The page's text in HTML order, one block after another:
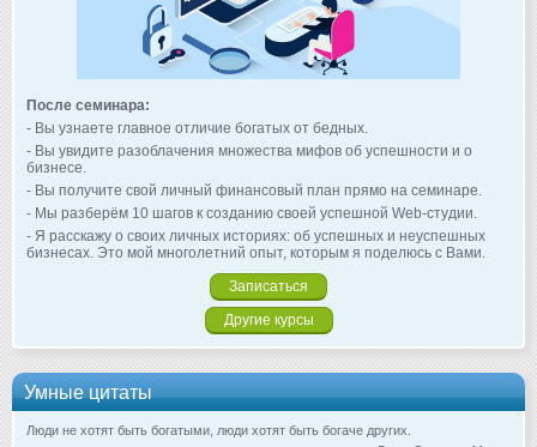
После семинара:
- Вы узнаете главное отличие богатых от бедных.
- Вы увидите разоблачения множества мифов об успешности и о
бизнесе.
- Вы получите свой личный финансовый план прямо на семинаре.
- Мы разберём 10 шагов к созданию своей успешной Web-студии.
- Я расскажу о своих личных историях: об успешных и неуспешных
бизнесах. Это мой многолетний опыт, которым я поделюсь с Вами.
Записаться
Другие курсы
Умные цитаты
Люди не хотят быть богатыми, люди хотят быть богаче других.